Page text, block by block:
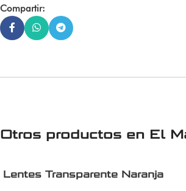
Compartir:
Otros productos en El
Lentes Transparente Naranja